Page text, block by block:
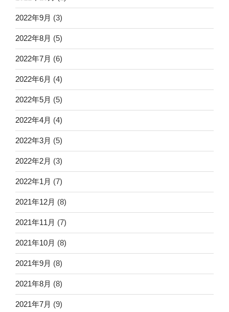
2022年9月 (3)
2022年8月 (5)
2022年7月 (6)
2022年6月 (4)
2022年5月 (5)
2022年4月 (4)
2022年3月 (5)
2022年2月 (3)
2022年1月 (7)
2021年12月 (8)
2021年11月 (7)
2021年10月 (8)
2021年9月 (8)
2021年8月 (8)
2021年7月 (9)